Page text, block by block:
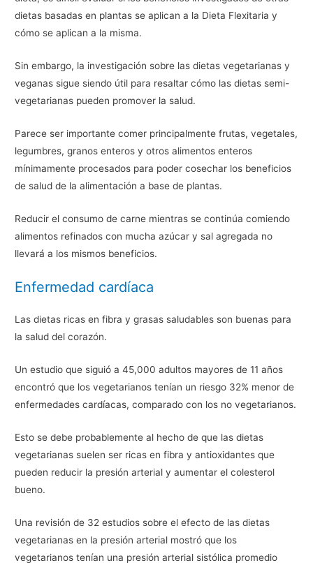
dietas basadas en plantas se aplican a la Dieta Flexitaria y
cómo se aplican a la misma.
Sin embargo, la investigación sobre las dietas vegetarianas y
veganas sigue siendo útil para resaltar cómo las dietas semi-
vegetarianas pueden promover la salud.
Parece ser importante comer principalmente frutas, vegetales,
legumbres, granos enteros y otros alimentos enteros
mínimamente procesados para poder cosechar los beneficios
de salud de la alimentación a base de plantas.
Reducir el consumo de carne mientras se continúa comiendo
alimentos refinados con mucha azúcar y sal agregada no
llevará a los mismos beneficios.
Enfermedad cardíaca
Las dietas ricas en fibra y grasas saludables son buenas para
la salud del corazón.
Un estudio que siguió a 45,000 adultos mayores de 11 años
encontró que los vegetarianos tenían un riesgo 32% menor de
enfermedades cardíacas, comparado con los no vegetarianos.
Esto se debe probablemente al hecho de que las dietas
vegetarianas suelen ser ricas en fibra y antioxidantes que
pueden reducir la presión arterial y aumentar el colesterol
bueno.
Una revisión de 32 estudios sobre el efecto de las dietas
vegetarianas en la presión arterial mostró que los
vegetarianos tenían una presión arterial sistólica promedio